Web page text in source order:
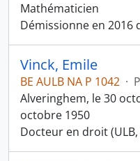
Mathématicien
Démissionne en 2016
Vinck, Emile
BE AULB NA P 1042 ·
Alveringhem, le 30
octobre 1950
Docteur en droit (ULB,